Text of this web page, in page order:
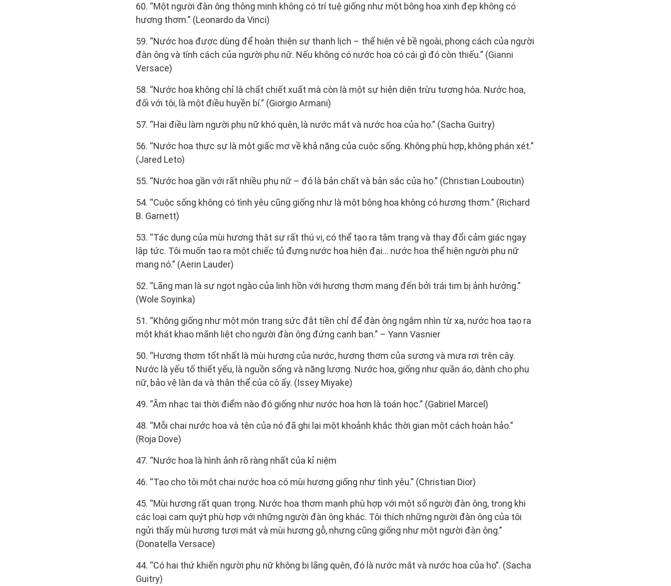
60. “Một người đàn ông thông minh không có trí tuệ giống như một bông hoa xinh đẹp không có
hương thơm.” (Leonardo da Vinci)
59. “Nước hoa được dùng để hoàn thiện sự thanh lịch – thể hiện vẻ bề ngoài, phong cách của người
đàn ông và tính cách của người phụ nữ. Nếu không có nước hoa có cái gì đó còn thiếu.” (Gianni
Versace)
58. “Nước hoa không chỉ là chất chiết xuất mà còn là một sự hiện diện trừu tượng hóa. Nước hoa,
đối với tôi, là một điều huyền bí.” (Giorgio Armani)
57. “Hai điều làm người phụ nữ khó quên, là nước mắt và nước hoa của họ.” (Sacha Guitry)
56. “Nước hoa thực sự là một giấc mơ về khả năng của cuộc sống. Không phù hợp, không phán xét.”
(Jared Leto)
55. “Nước hoa gần với rất nhiều phụ nữ – đó là bản chất và bản sắc của họ.” (Christian Louboutin)
54. “Cuộc sống không có tình yêu cũng giống như là một bông hoa không có hương thơm.” (Richard
B. Garnett)
53. “Tác dụng của mùi hương thật sự rất thú vị, có thể tạo ra tâm trạng và thay đổi cảm giác ngay
lập tức. Tôi muốn tạo ra một chiếc tủ đựng nước hoa hiện đại… nước hoa thể hiện người phụ nữ
mang nó.” (Aerin Lauder)
52. “Lãng mạn là sự ngọt ngào của linh hồn với hương thơm mang đến bởi trái tim bị ảnh hưởng.”
(Wole Soyinka)
51. “Không giống như một món trang sức đắt tiền chỉ để đàn ông ngắm nhìn từ xa, nước hoa tạo ra
một khát khao mãnh liệt cho người đàn ông đứng cạnh bạn.” – Yann Vasnier
50. “Hương thơm tốt nhất là mùi hương của nước, hương thơm của sương và mưa rơi trên cây.
Nước là yếu tố thiết yếu, là nguồn sống và năng lượng. Nước hoa, giống như quần áo, dành cho phụ
nữ, bảo vệ làn da và thân thể của cô ấy. (Issey Miyake)
49. “Âm nhạc tại thời điểm nào đó giống như nước hoa hơn là toán học.” (Gabriel Marcel)
48. “Mỗi chai nước hoa và tên của nó đã ghi lại một khoảnh khắc thời gian một cách hoàn hảo.”
(Roja Dove)
47. “Nước hoa là hình ảnh rõ ràng nhất của kỉ niệm
46. “Tạo cho tôi một chai nước hoa có mùi hương giống như tình yêu.” (Christian Dior)
45. “Mùi hương rất quan trọng. Nước hoa thơm mạnh phù hợp với một số người đàn ông, trong khi
các loại cam quýt phù hợp với những người đàn ông khác. Tôi thích những người đàn ông của tôi
ngửi thấy mùi hương tươi mát và mùi hương gỗ, nhưng cũng giống như một người đàn ông.”
(Donatella Versace)
44. “Có hai thứ khiến người phụ nữ không bị lãng quên, đó là nước mắt và nước hoa của họ”. (Sacha
Guitry)